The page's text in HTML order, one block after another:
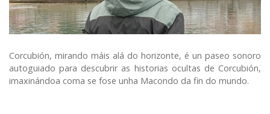
Corcubión, mirando máis alá do horizonte, é un paseo sonoro
autoguiado para descubrir as historias ocultas de Corcubión,
imaxinándoa coma se fose unha Macondo da fin do mundo.